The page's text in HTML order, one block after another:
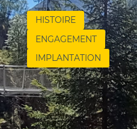
HISTOIRE
ENGAGEMENT
IMPLANTATION